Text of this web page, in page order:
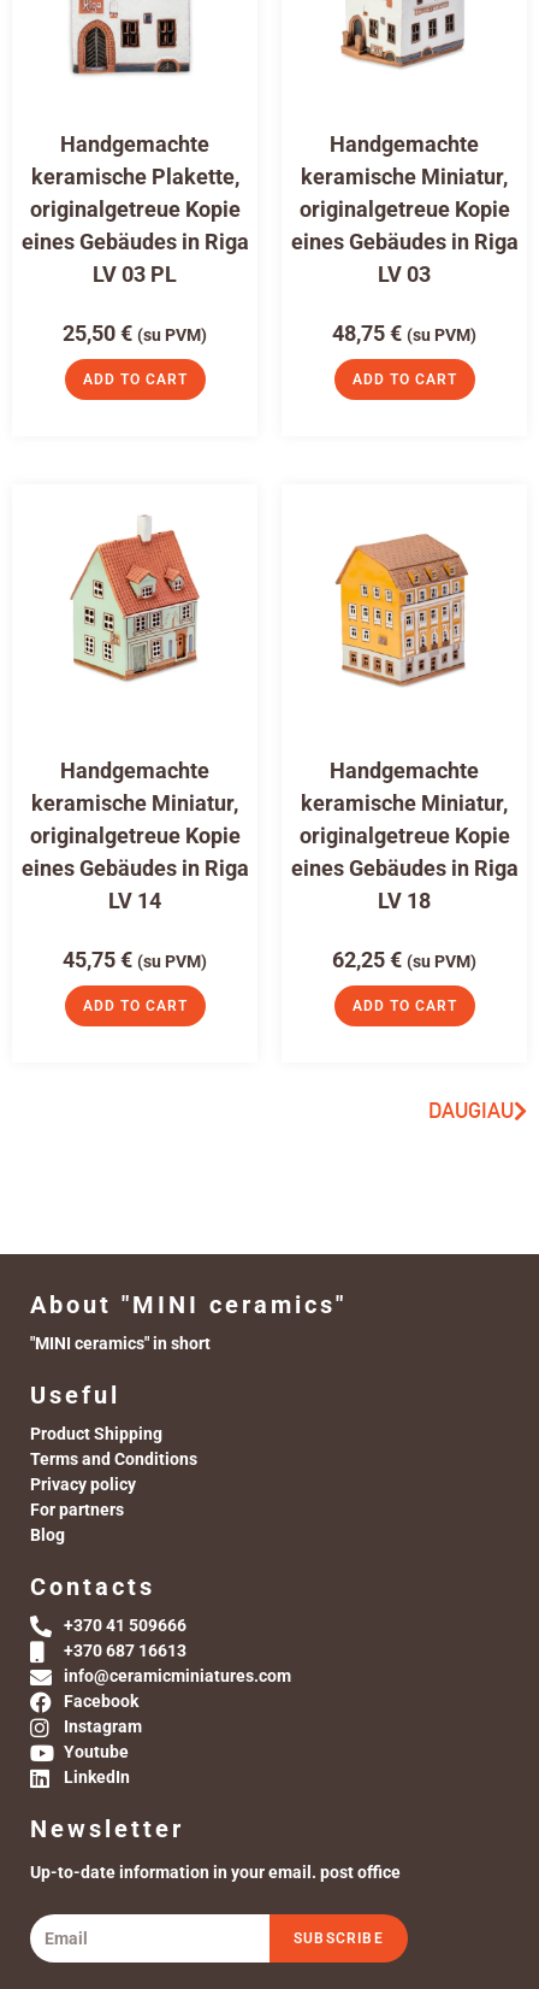
Handgemachte
keramische Plakette,
originalgetreue Kopie
eines Gebäudes in Riga
LV 03 PL
25,50€ (su PVM)
ADD TO CART
Handgemachte
keramische Miniatur,
originalgetreue Kopie
eines Gebäudes in Riga
LV 03
48,75€ (su PVM)
ADD TO CART
Handgemachte
keramische Miniatur,
originalgetreue Kopie
eines Gebäudes in Riga
LV 14
45,75€ (su PVM)
ADD TO CART
Handgemachte
keramische Miniatur,
originalgetreue Kopie
eines Gebäudes in Riga
LV 18
62,25€ (su PVM)
ADD TO CART
DAUGIAU
About "MINI ceramics"
"MINI ceramics" in short
Useful
Product Shipping
Terms and Conditions
Privacy policy
For partners
Blog
Contacts
+370 41 509666
+370 687 16613
info@ceramicminiatures.com
Facebook
Instagram
Youtube
LinkedIn
Newsletter
Up-to-date information in your email. post office
SUBSCRIBE